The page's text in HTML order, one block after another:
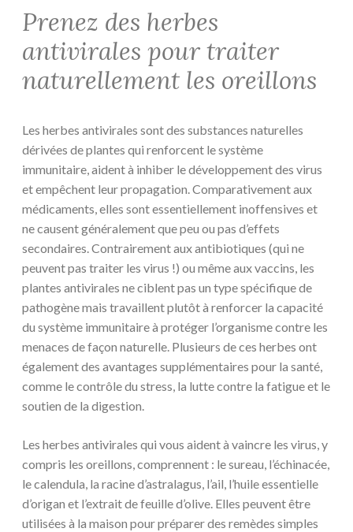
Prenez des herbes
antivirales pour traiter
naturellement les oreillons
Les herbes antivirales sont des substances naturelles
dérivées de plantes qui renforcent le système
immunitaire, aident à inhiber le développement des virus
et empêchent leur propagation. Comparativement aux
médicaments, elles sont essentiellement inoffensives et
ne causent généralement que peu ou pas d’effets
secondaires. Contrairement aux antibiotiques (qui ne
peuvent pas traiter les virus !) ou même aux vaccins, les
plantes antivirales ne ciblent pas un type spécifique de
pathogène mais travaillent plutôt à renforcer la capacité
du système immunitaire à protéger l’organisme contre les
menaces de façon naturelle. Plusieurs de ces herbes ont
également des avantages supplémentaires pour la santé,
comme le contrôle du stress, la lutte contre la fatigue et le
soutien de la digestion.
Les herbes antivirales qui vous aident à vaincre les virus, y
compris les oreillons, comprennent : le sureau, l’échinacée,
le calendula, la racine d’astralagus, l’ail, l’huile essentielle
d’origan et l’extrait de feuille d’olive. Elles peuvent être
utilisées à la maison pour préparer des remèdes simples